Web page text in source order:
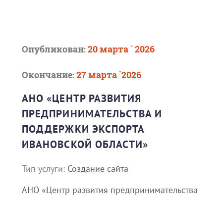
Опубликован:20 марта ` 2026
Окончание:27 марта `2026
АНО «ЦЕНТР РАЗВИТИЯ
ПРЕДПРИНИМАТЕЛЬСТВА И
ПОДДЕРЖКИ ЭКСПОРТА
ИВАНОВСКОЙ ОБЛАСТИ»
Тип услуги: Создание сайта
АНО «Центр развития предпринимательства